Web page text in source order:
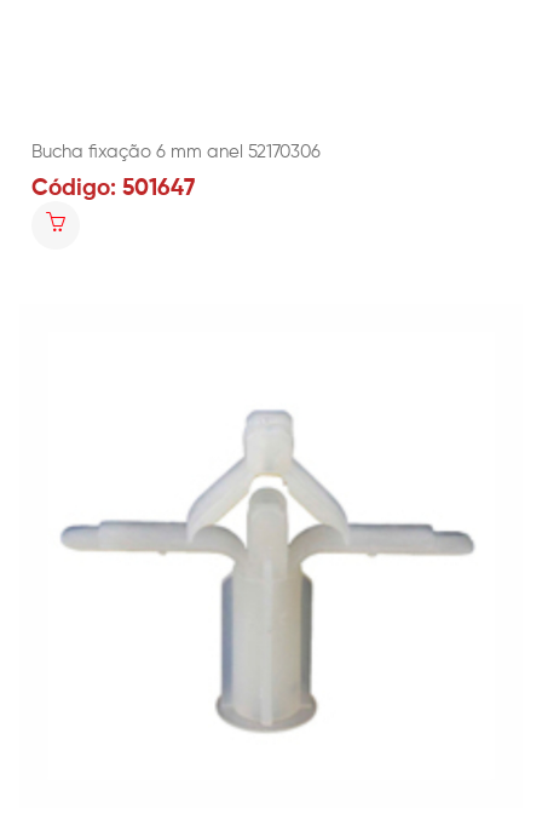
Bucha fixação 6 mm anel 52170306
Código: 501647